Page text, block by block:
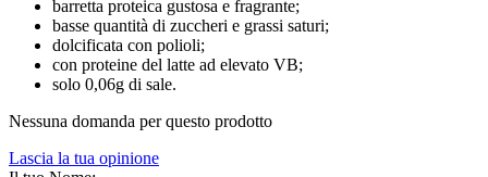
barretta proteica gustosa e fragrante;
basse quantità di zuccheri e grassi saturi;
dolcificata con polioli;
con proteine del latte ad elevato VB;
solo 0,06g di sale.
Nessuna domanda per questo prodotto
Lascia la tua opinione